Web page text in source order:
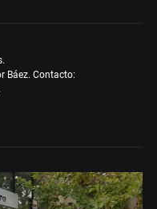
Báez. Contacto: